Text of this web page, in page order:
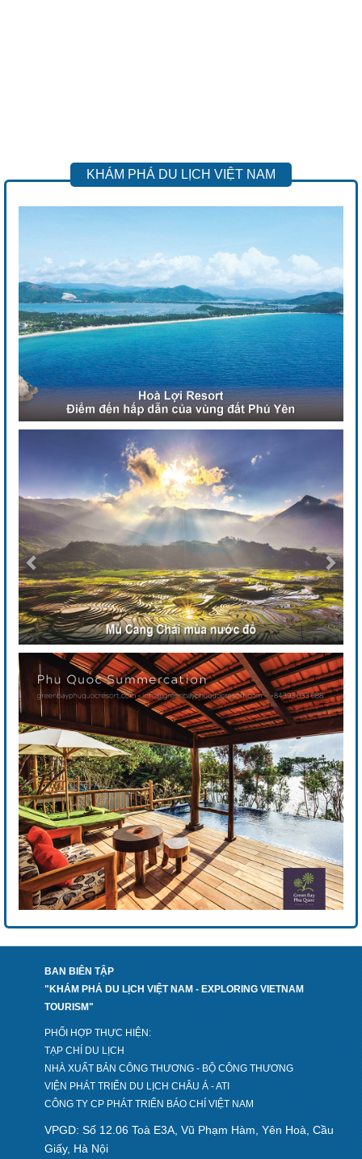
KHÁM PHÁ DU LỊCH VIỆT NAM
BAN BIÊN TẬP
"KHÁM PHÁ DU LỊCH VIỆT NAM - EXPLORING VIETNAM
TOURISM"
PHỐI HỢP THỰC HIỆN:
TẠP CHÍ DU LỊCH
NHÀ XUẤT BẢN CÔNG THƯƠNG - BỘ CÔNG THƯƠNG
VIỆN PHÁT TRIỂN DU LỊCH CHÂU Á - ATI
CÔNG TY CP PHÁT TRIỂN BÁO CHÍ VIỆT NAM
VPGD: Số 12.06 Toà E3A, Vũ Phạm Hàm, Yên Hoà, Cầu
Giấy, Hà Nội